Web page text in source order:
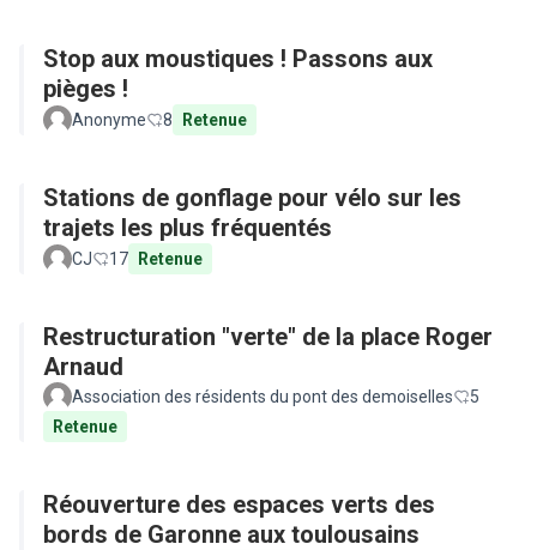
Stop aux moustiques ! Passons aux
pièges !
Anonyme 8 Retenue
Stations de gonflage pour vélo sur les
trajets les plus fréquentés
CJ 17 Retenue
Restructuration "verte" de la place Roger
Arnaud
Association des résidents du pont des demoiselles
5
Retenue
Réouverture des espaces verts des
bords de Garonne aux toulousains